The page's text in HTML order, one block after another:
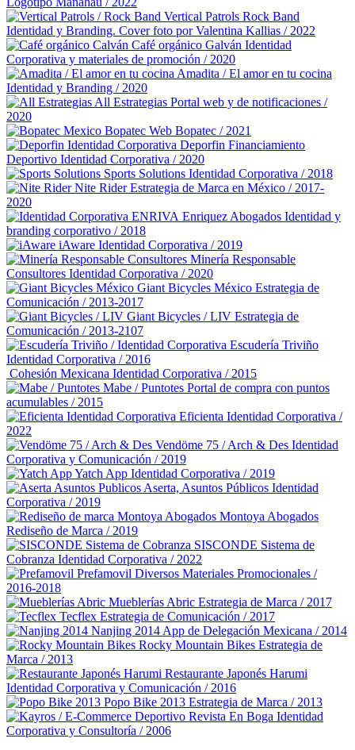
Vertical Patrols Rock Band
Identidad y Branding. Cover foto por Valentina Kallias / 2022
Café orgánico Galván Identidad
Corporativa y materiales de promoción / 2020
Amadita / El amor en tu cocina
Identidad y Branding / 2020
All Estrategias Portal web y de notificaciones /
2020
Bopatec Web Bopatec / 2021
Deporfin Financiamiento
Deportivo Identidad Corporativa / 2020
Sports Solutions Identidad Corporativa / 2018
Nite Rider Estrategia de Marca en México / 2017-
2020
Enriquez Abogados Identidad y
branding corporativo / 2018
iAware Identidad Corporativa / 2019
Minería Responsable
Consultores Identidad Corporativa / 2020
Giant Bicycles México Estrategia de
Comunicación / 2013-2017
Giant Bicycles / LIV Estrategia de
Comunicación / 2013-2107
Escudería Triviño
Identidad Corporativa / 2016
Cohesión Mexicana Identidad Corporativa / 2015
Mabe / Puntotes Portal de compra con puntos
acumulables / 2015
Eficienta Identidad Corporativa /
2022
Vendöme 75 / Arch & Des Identidad
Corporativa y Comunicación / 2019
Yatch App Identidad Corporativa / 2019
Aserta, Asuntos Públicos Identidad
Corporativa / 2019
Montoya Abogados
Rediseño de Marca / 2019
SISCONDE Sistema de
Cobranza Identidad Corporativa / 2022
Prefamovil Diversos Materiales Promocionales /
2016-2018
Mueblerías Abric Estrategia de Marca / 2017
Tecflex Estrategia de Comunicación / 2017
Nanjing 2014 App de Delegación Mexicana / 2014
Rocky Mountain Bikes Estrategia de
Marca / 2013
Restaurante Japonés Harumi
Identidad Corporativa y Comunicación / 2016
Popo Bike 2013 Estrategia de Marca / 2013
Revista En Boga Identidad
Corporativa y Consultoría / 2006